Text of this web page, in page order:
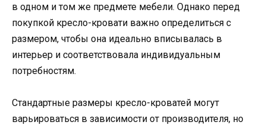
в одном и том же предмете мебели. Однако перед
покупкой кресло-кровати важно определиться с
размером, чтобы она идеально вписывалась в
интерьер и соответствовала индивидуальным
потребностям.
Стандартные размеры кресло-кроватей могут
варьироваться в зависимости от производителя, но